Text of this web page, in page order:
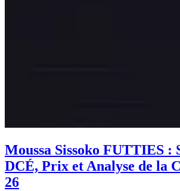
Moussa Sissoko FUTTIES :
DCÉ, Prix et Analyse de la
26